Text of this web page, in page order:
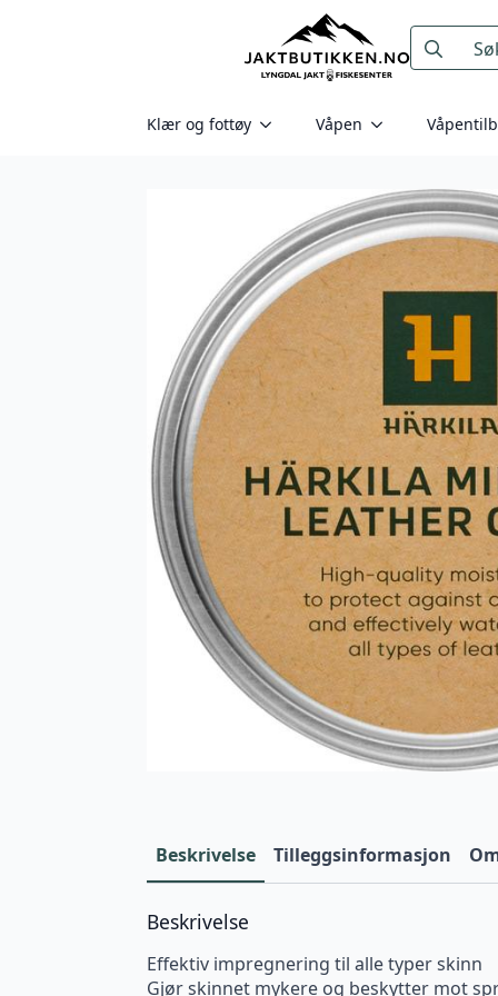
Search
for:
Klær og fottøy Våpen
Beskrivelse Tilleggsinformasjon
Beskrivelse
Effektiv impregnering til alle typer skinn
Gjør skinnet mykere og beskytter mot